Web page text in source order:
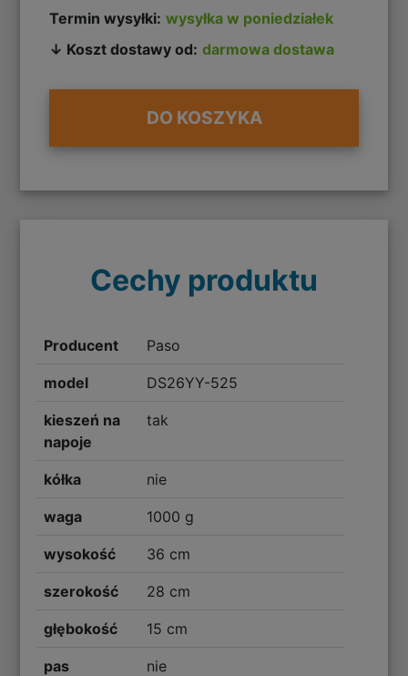
Termin wysyłki: wysyłka w poniedziałek
↓ Koszt dostawy od: darmowa dostawa
DO KOSZYKA
Cechy produktu
Producent Paso
model DS26YY-525
kieszeń na
napoje
tak
kółka nie
waga 1000 g
wysokość 36 cm
szerokość 28 cm
głębokość 15 cm
pas
nie